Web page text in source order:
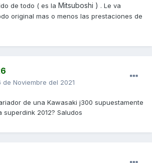
de todo ( es la Mitsuboshi ) . Le va
original mas o menos las prestaciones de
de Noviembre del 2021
de una Kawasaki j300 supuestamente
2012? Saludos